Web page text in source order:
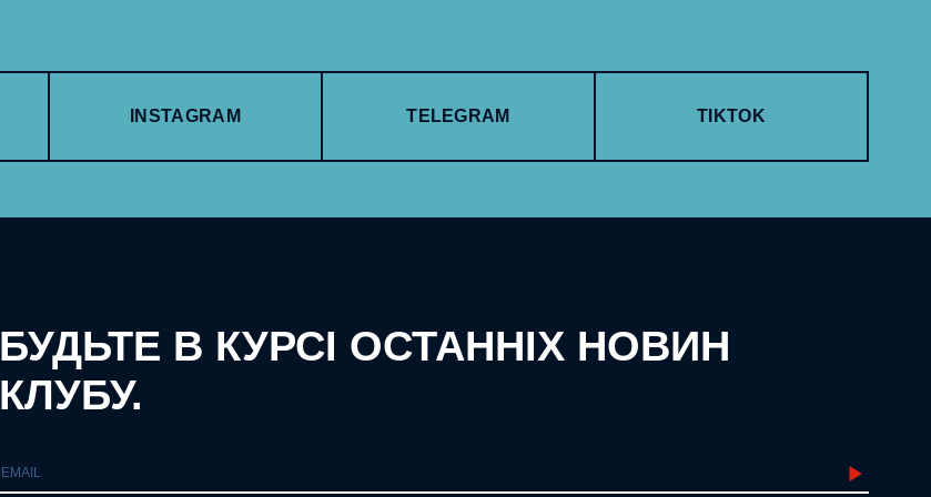
INSTAGRAM TELEGRAM TIKTOK
БУДЬТЕ В КУРСІ ОСТАННІХ НОВИН
КЛУБУ.